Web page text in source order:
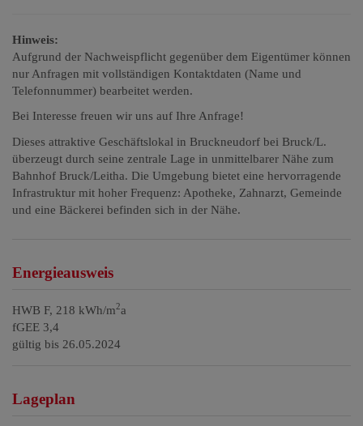
Hinweis:
Aufgrund der Nachweispflicht gegenüber dem Eigentümer können
nur Anfragen mit vollständigen Kontaktdaten (Name und
Telefonnummer) bearbeitet werden.
Bei Interesse freuen wir uns auf Ihre Anfrage!
Dieses attraktive Geschäftslokal in Bruckneudorf bei Bruck/L.
überzeugt durch seine zentrale Lage in unmittelbarer Nähe zum
Bahnhof Bruck/Leitha. Die Umgebung bietet eine hervorragende
Infrastruktur mit hoher Frequenz: Apotheke, Zahnarzt, Gemeinde
und eine Bäckerei befinden sich in der Nähe.
Energieausweis
HWB F, 218 kWh/m2a
fGEE 3,4
gültig bis 26.05.2024
Lageplan